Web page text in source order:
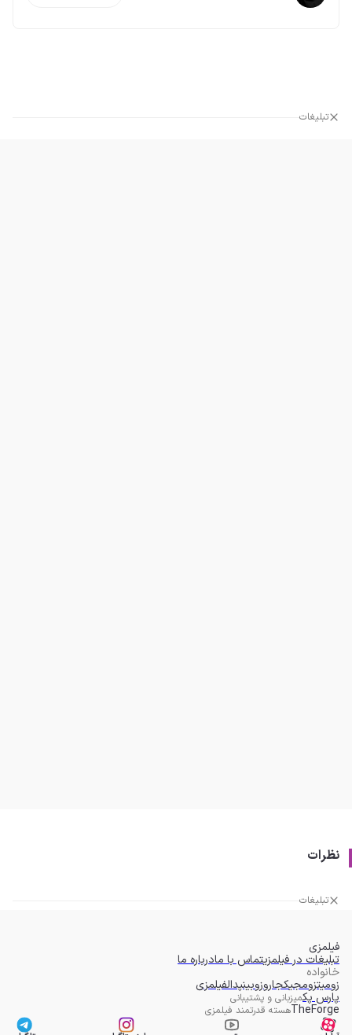
تبلیغات
نظرات
تبلیغات
فیلمزی
تبلیغات در فیلمزیتماس با مادرباره ما
خانواده
زومیتزومجیکجاروزوبینپدالفیلمزی
پارس پکمیزبانی و پشتیبانی
TheForgeهسته قدرتمند فیلمزی